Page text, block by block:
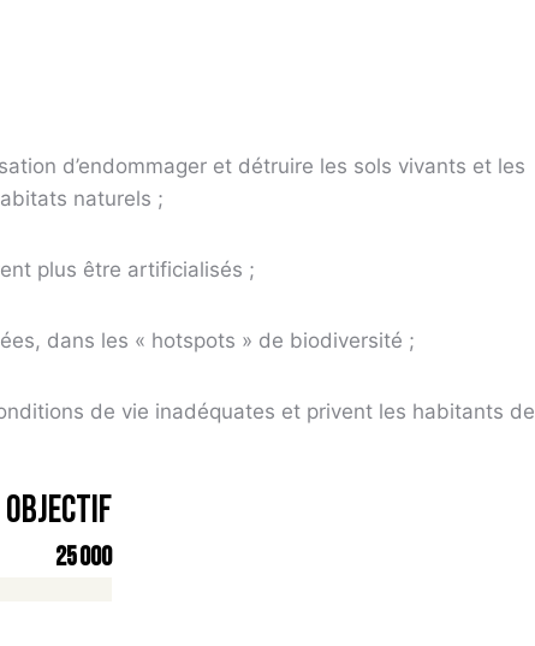
d’endommager et détruire les sols vivants et les
naturels ;
plus être artificialisés ;
dans les « hotspots » de biodiversité ;
de vie inadéquates et privent les habitants de
Objectif
25 000